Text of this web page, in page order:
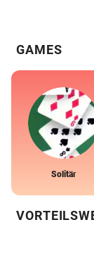
GAMES
Solitär